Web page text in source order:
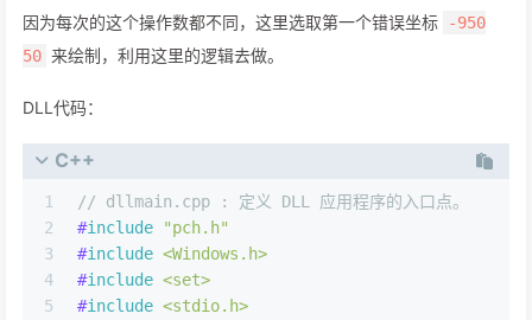
因为每次的这个操作数都不同，这里选取第一个错误坐标
-950
50 来绘制，利用这里的逻辑去做。
DLL代码：
C++
1
2
3
4
5
// dllmain.cpp : 定义 DLL 应用程序的入口点。
#include
"pch.h"
#include <Windows.h>
#include <set>
#include <stdio.h>